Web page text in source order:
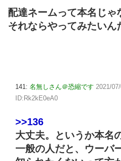
配達ネームって本名じゃ
それならやってみたいん
141: 名無しさん＠恐縮です 2021/
ID:Rk2kE0eA0
>>136
大丈夫。というか本名
一般の人だと、ウーバ